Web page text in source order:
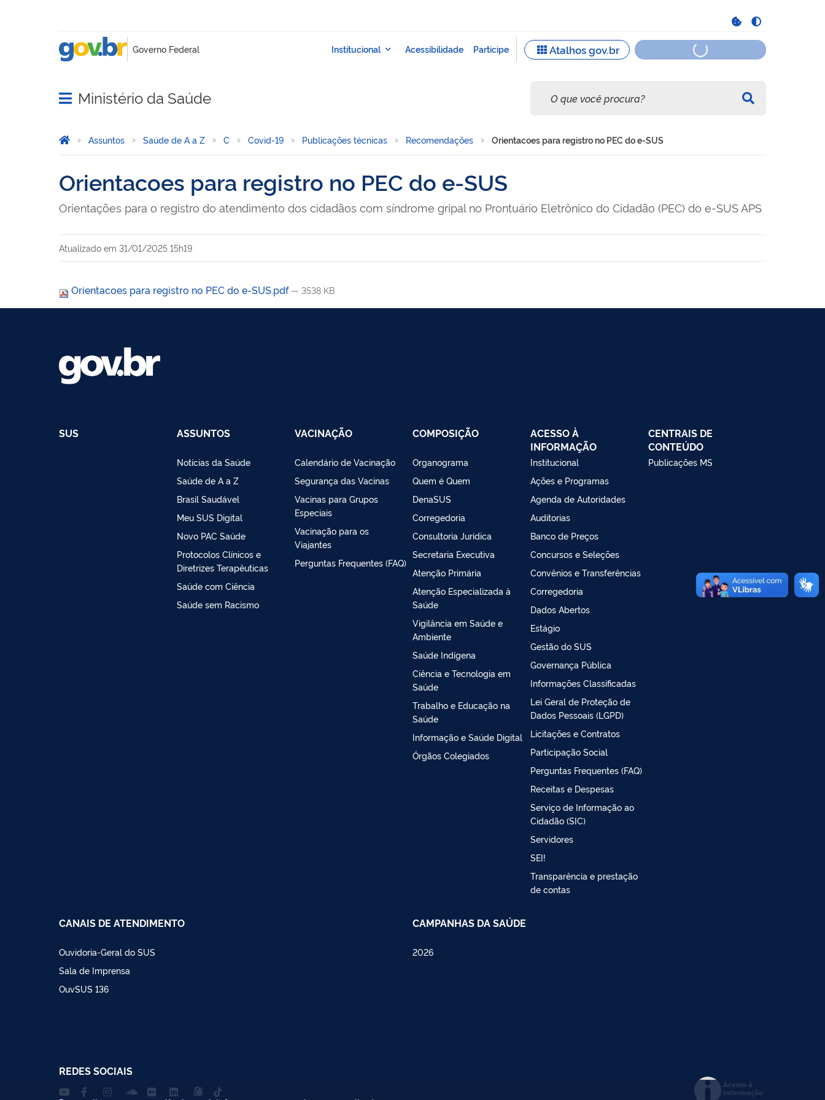
Abrir menu principal de navegação
Ministério da Saúde
Você está aqui:
Página Inicial
Assuntos Saúde de A a Z C Covid-19 Publicações técnicas Recomendações Orientacoes para registro no PEC do e-SUS
Orientacoes para registro no PEC do e-SUS
Orientações para o registro do atendimento dos cidadãos com síndrome gripal no Prontuário Eletrônico do Cidadão (PEC) do e-SUS APS
Atualizado em 31/01/2025 15h19
Orientacoes para registro no PEC do e-SUS.pdf — 3538 KB
SUS ASSUNTOS
Notícias da Saúde
Saúde de A a Z
Brasil Saudável
Meu SUS Digital
Novo PAC Saúde
Protocolos Clínicos e
Diretrizes Terapêuticas
Saúde com Ciência
Saúde sem Racismo
VACINAÇÃO
Calendário de Vacinação
Segurança das Vacinas
Vacinas para Grupos
Especiais
Vacinação para os
Viajantes
Perguntas Frequentes (FAQ)
COMPOSIÇÃO
Organograma
Quem é Quem
DenaSUS
Corregedoria
Consultoria Jurídica
Secretaria Executiva
Atenção Primária
Atenção Especializada à
Saúde
Vigilância em Saúde e
Ambiente
Saúde Indígena
Ciência e Tecnologia em
Saúde
Trabalho e Educação na
Saúde
Informação e Saúde Digital
Órgãos Colegiados
ACESSO À
INFORMAÇÃO
Institucional
Ações e Programas
Agenda de Autoridades
Auditorias
Banco de Preços
Concursos e Seleções
Convênios e Transferências
Corregedoria
Dados Abertos
Estágio
Gestão do SUS
Governança Pública
Informações Classificadas
Lei Geral de Proteção de
Dados Pessoais (LGPD)
Licitações e Contratos
Participação Social
Perguntas Frequentes (FAQ)
Receitas e Despesas
Serviço de Informação ao
Cidadão (SIC)
Servidores
SEI!
Transparência e prestação
de contas
CENTRAIS DE
CONTEÚDO
Publicações MS
CANAIS DE ATENDIMENTO
Ouvidoria-Geral do SUS
Sala de Imprensa
OuvSUS 136
CAMPANHAS DA SAÚDE
2026
REDES SOCIAIS
Acesso à
Informação